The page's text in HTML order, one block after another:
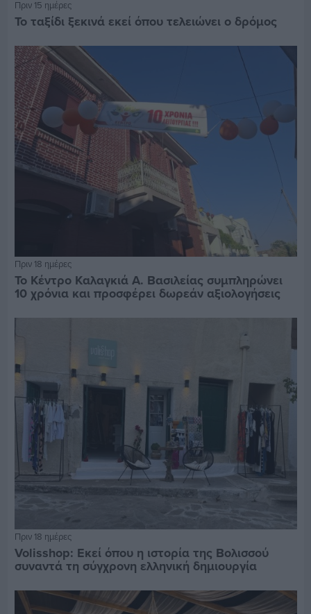
Πριν 15 ημέρες
Το ταξίδι ξεκινά εκεί όπου τελειώνει ο δρόμος
Πριν 18 ημέρες
Το Κέντρο Καλαγκιά Α. Βασιλείας συμπληρώνει
10 χρόνια και προσφέρει δωρεάν αξιολογήσεις
Πριν 18 ημέρες
Volisshop: Εκεί όπου η ιστορία της Βολισσού
συναντά τη σύγχρονη ελληνική δημιουργία